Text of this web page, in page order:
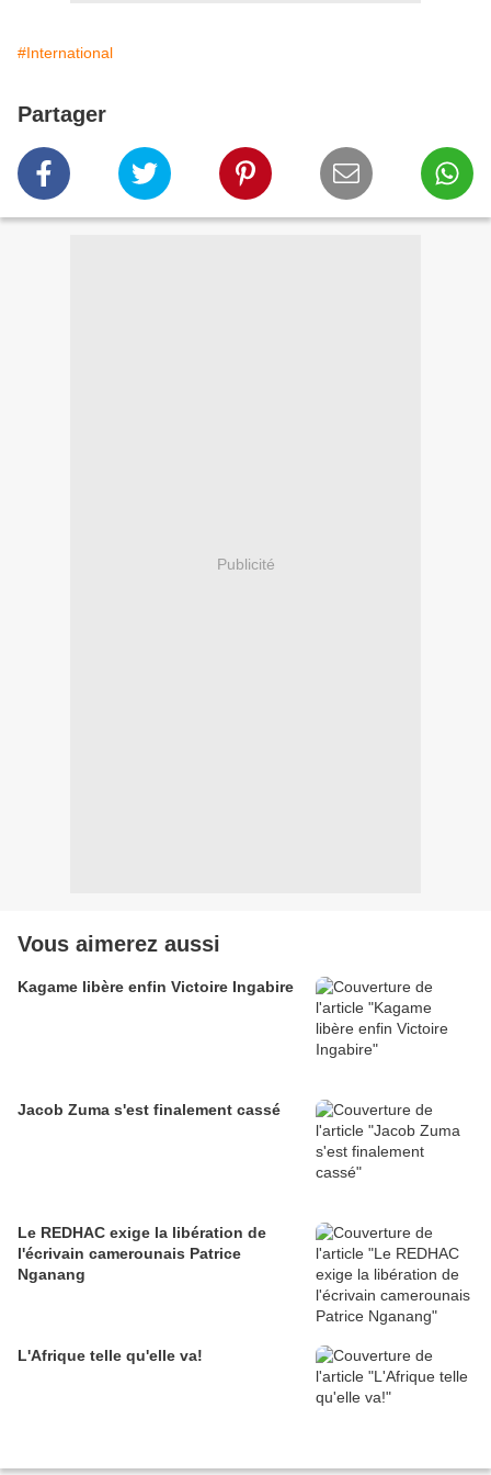
#International
Partager
Publicité
Vous aimerez aussi
Kagame libère enfin Victoire Ingabire
Jacob Zuma s'est finalement cassé
Le REDHAC exige la libération de
l'écrivain camerounais Patrice
Nganang
L'Afrique telle qu'elle va!